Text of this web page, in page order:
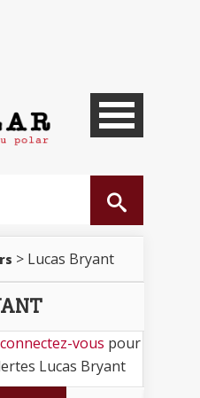
> Lucas Bryant
connectez-vous pour
Lucas Bryant